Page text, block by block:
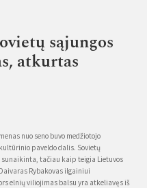
sąjungos
atkurtas
nuo seno buvo medžiotojo
paveldo dalis. Sovietų
tačiau kaip teigia Lietuvos
Rybakovas ilgainiui
elnių viliojimas balsu yra atkeliavęs iš